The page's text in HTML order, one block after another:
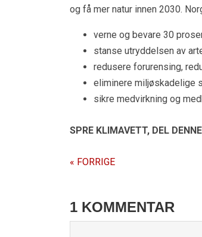
og få mer natur innen 2030.
verne og bevare 30
stanse utryddelsen av
redusere forurensing,
eliminere miljøskadelige
sikre medvirkning og
SPRE KLIMAVETT, DEL
« FORRIGE
1 KOMMENTAR